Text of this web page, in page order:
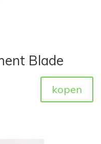
Blade
kopen